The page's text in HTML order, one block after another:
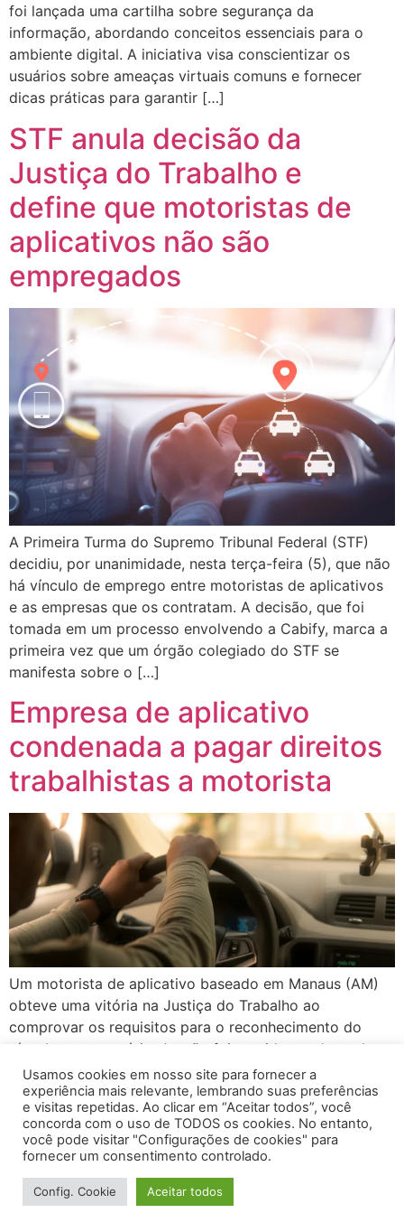
foi lançada uma cartilha sobre segurança da
informação, abordando conceitos essenciais para o
ambiente digital. A iniciativa visa conscientizar os
usuários sobre ameaças virtuais comuns e fornecer
dicas práticas para garantir […]
STF anula decisão da
Justiça do Trabalho e
define que motoristas de
aplicativos não são
empregados
A Primeira Turma do Supremo Tribunal Federal (STF)
decidiu, por unanimidade, nesta terça-feira (5), que não
há vínculo de emprego entre motoristas de aplicativos
e as empresas que os contratam. A decisão, que foi
tomada em um processo envolvendo a Cabify, marca a
primeira vez que um órgão colegiado do STF se
manifesta sobre o […]
Empresa de aplicativo
condenada a pagar direitos
trabalhistas a motorista
Um motorista de aplicativo baseado em Manaus (AM)
obteve uma vitória na Justiça do Trabalho ao
comprovar os requisitos para o reconhecimento do
vínculo empregatício. A ação foi movida em dezembro
de 2022, na qual o motorista solicitou o
reconhecimento do vínculo de emprego e o pagamento
das verbas trabalhistas decorrentes de dispensa
injustificada. O […]
Usamos cookies em nosso site para fornecer a
experiência mais relevante, lembrando suas preferências
e visitas repetidas. Ao clicar em “Aceitar todos”, você
concorda com o uso de TODOS os cookies. No entanto,
você pode visitar "Configurações de cookies" para
fornecer um consentimento controlado.
Config. Cookie Aceitar todos